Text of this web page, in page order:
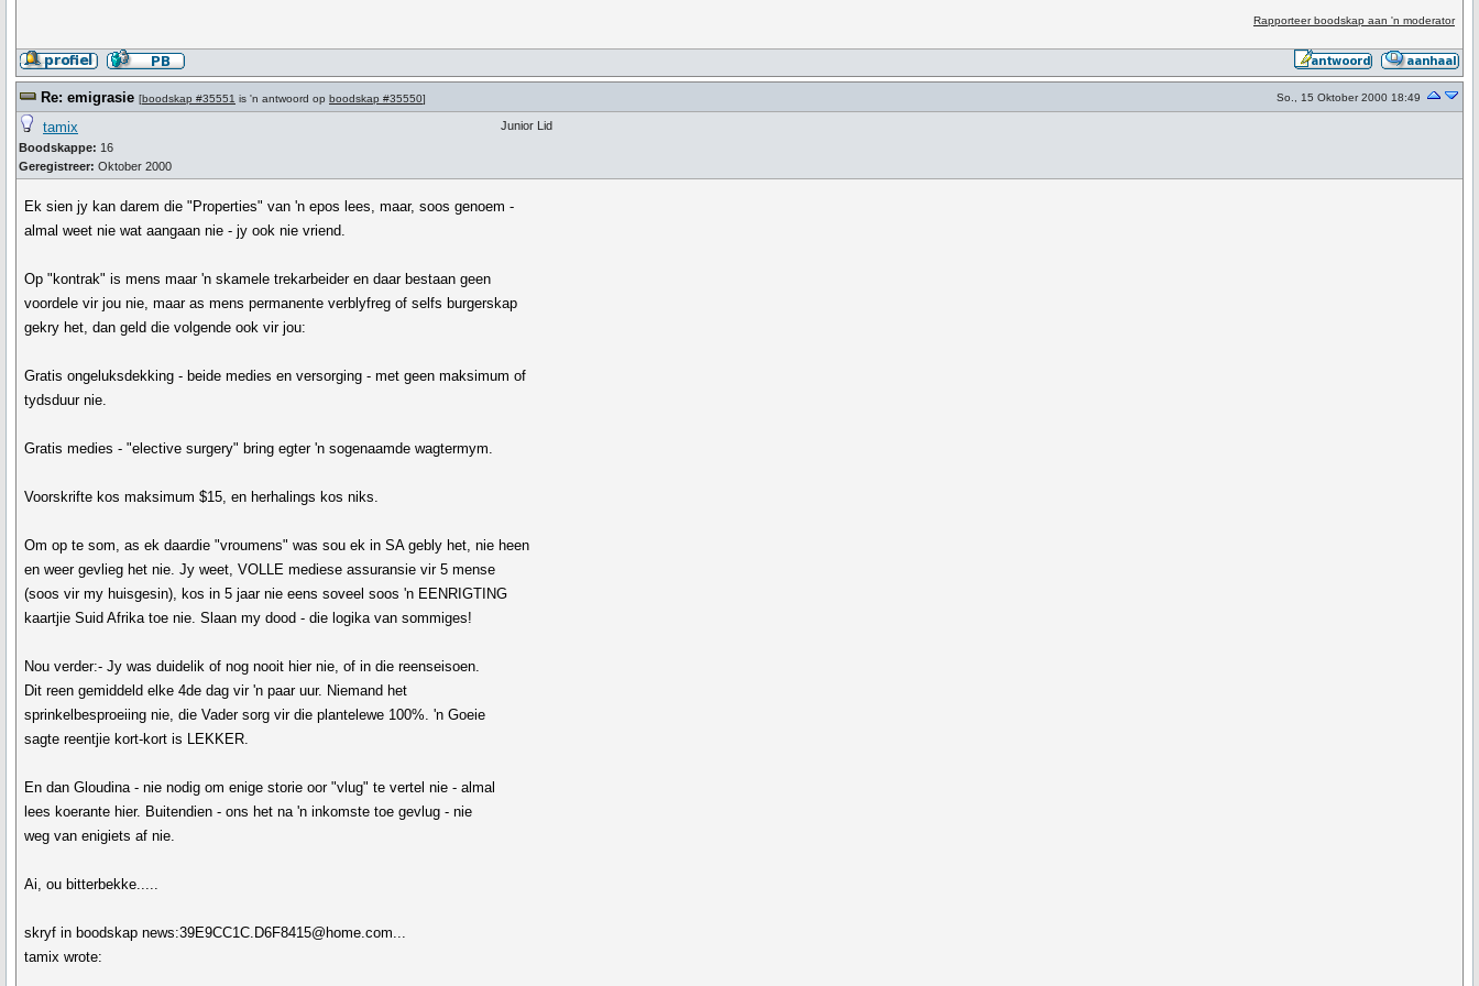
Rapporteer boodskap aan 'n moderator
Re: emigrasie [boodskap #35551 is 'n antwoord op boodskap #35550] So., 15 Oktober 2000 18:49
tamix
Boodskappe: 16
Geregistreer: Oktober 2000
Junior Lid
Ek sien jy kan darem die "Properties" van 'n epos lees, maar, soos genoem -
almal weet nie wat aangaan nie - jy ook nie vriend.
Op "kontrak" is mens maar 'n skamele trekarbeider en daar bestaan geen
voordele vir jou nie, maar as mens permanente verblyfreg of selfs burgerskap
gekry het, dan geld die volgende ook vir jou:
Gratis ongeluksdekking - beide medies en versorging - met geen maksimum of
tydsduur nie.
Gratis medies - "elective surgery" bring egter 'n sogenaamde wagtermym.
Voorskrifte kos maksimum $15, en herhalings kos niks.
Om op te som, as ek daardie "vroumens" was sou ek in SA gebly het, nie heen
en weer gevlieg het nie. Jy weet, VOLLE mediese assuransie vir 5 mense
(soos vir my huisgesin), kos in 5 jaar nie eens soveel soos 'n EENRIGTING
kaartjie Suid Afrika toe nie. Slaan my dood - die logika van sommiges!
Nou verder:- Jy was duidelik of nog nooit hier nie, of in die reenseisoen.
Dit reen gemiddeld elke 4de dag vir 'n paar uur. Niemand het
sprinkelbesproeiing nie, die Vader sorg vir die plantelewe 100%. 'n Goeie
sagte reentjie kort-kort is LEKKER.
En dan Gloudina - nie nodig om enige storie oor "vlug" te vertel nie - almal
lees koerante hier. Buitendien - ons het na 'n inkomste toe gevlug - nie
weg van enigiets af nie.
Ai, ou bitterbekke.....
skryf in boodskap news:39E9CC1C.D6F8415@home.com...
tamix wrote: